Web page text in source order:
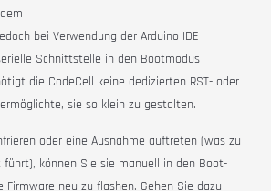
bei Verwendung der Arduino IDE
Schnittstelle in den Bootmodus
die CodeCell keine dedizierten RST- oder
sie so klein zu gestalten.
oder eine Ausnahme auftreten (was zu
führt), können Sie sie manuell in den Boot-
Firmware neu zu flashen. Gehen Sie dazu